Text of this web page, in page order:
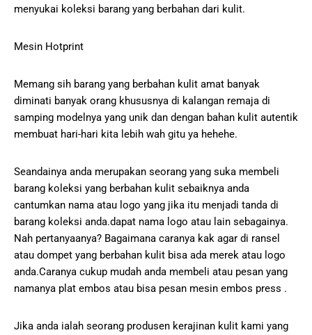
menyukai koleksi barang yang berbahan dari kulit.
Mesin Hotprint
Memang sih barang yang berbahan kulit amat banyak
diminati banyak orang khususnya di kalangan remaja di
samping modelnya yang unik dan dengan bahan kulit autentik
membuat hari-hari kita lebih wah gitu ya hehehe.
Seandainya anda merupakan seorang yang suka membeli
barang koleksi yang berbahan kulit sebaiknya anda
cantumkan nama atau logo yang jika itu menjadi tanda di
barang koleksi anda.dapat nama logo atau lain sebagainya.
Nah pertanyaanya? Bagaimana caranya kak agar di ransel
atau dompet yang berbahan kulit bisa ada merek atau logo
anda.Caranya cukup mudah anda membeli atau pesan yang
namanya plat embos atau bisa pesan mesin embos press .
Jika anda ialah seorang produsen kerajinan kulit kami yang